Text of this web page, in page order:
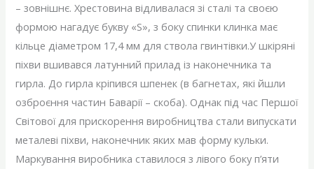
– зовнішнє. Хрестовина відливалася зі сталі та своєю
формою нагадує букву «S», з боку спинки клинка має
кільце діаметром 17,4 мм для ствола гвинтівки.У шкіряні
піхви вшивався латунний прилад із наконечника та
гирла. До гирла кріпився шпенек (в багнетах, які йшли
озброєння частин Баварії – скоба). Однак під час Першої
Світової для прискорення виробництва стали випускати
металеві піхви, наконечник яких мав форму кульки.
Маркування виробника ставилося з лівого боку п’яти